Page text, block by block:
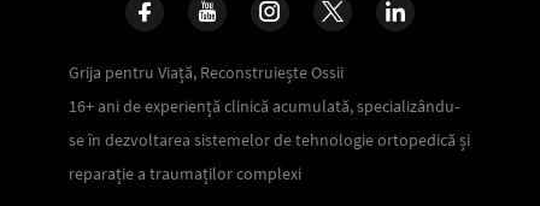
Grija pentru Viață, Reconstruiește Ossii
16+ ani de experiență clinică acumulată, specializându-
se în dezvoltarea sistemelor de tehnologie ortopedică și
reparație a traumaților complexi